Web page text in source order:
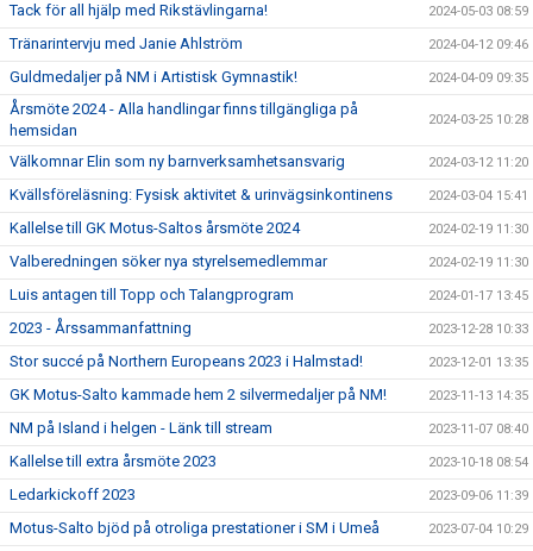
Tack för all hjälp med Rikstävlingarna! 2024-05-03 08:59
Tränarintervju med Janie Ahlström 2024-04-12 09:46
Guldmedaljer på NM i Artistisk Gymnastik! 2024-04-09 09:35
Årsmöte 2024 - Alla handlingar finns tillgängliga på
hemsidan
2024-03-25 10:28
Välkomnar Elin som ny barnverksamhetsansvarig 2024-03-12 11:20
Kvällsföreläsning: Fysisk aktivitet & urinvägsinkontinens 2024-03-04 15:41
Kallelse till GK Motus-Saltos årsmöte 2024 2024-02-19 11:30
Valberedningen söker nya styrelsemedlemmar 2024-02-19 11:30
Luis antagen till Topp och Talangprogram 2024-01-17 13:45
2023 - Årssammanfattning 2023-12-28 10:33
Stor succé på Northern Europeans 2023 i Halmstad! 2023-12-01 13:35
GK Motus-Salto kammade hem 2 silvermedaljer på NM! 2023-11-13 14:35
NM på Island i helgen - Länk till stream 2023-11-07 08:40
Kallelse till extra årsmöte 2023 2023-10-18 08:54
Ledarkickoff 2023 2023-09-06 11:39
Motus-Salto bjöd på otroliga prestationer i SM i Umeå 2023-07-04 10:29